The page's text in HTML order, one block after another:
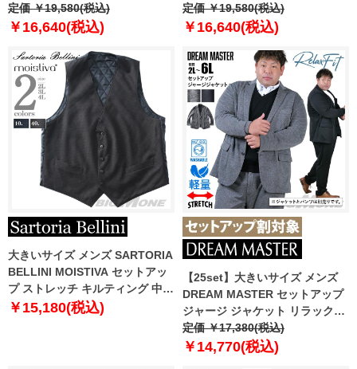
ケット リラックスフィット 軽量
ウォッシャブル イージーケア ラ
定価 ￥19,580(税込)
￥16,640(税込)
ット リラックスフィット 軽量 ウ
ォッシャブル イージーケア ライ
定価 ￥19,580(税込)
￥16,640(税込)
大きいサイズ メンズ SARTORIA
BELLINI MOISTIVA セットアッ
プ ストレッチ キルティング 中綿
ベスト 滑らかな手触り シワにな
￥15,180(税込)
【25set】大きいサイズ メンズ
DREAM MASTER セットアップ
ジャージ ジャケット リラックス
フィット ストレッチ 軽量 ウォッ
シャブル イージーケア ライフス
定価 ￥17,380(税込)
￥14,770(税込)